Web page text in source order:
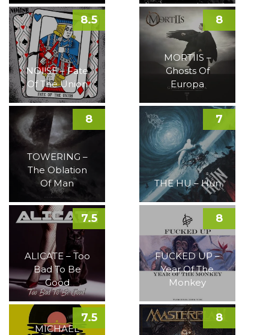
NOI!SE – Fate
Of The Union
8.5
MORTIIS –
Ghosts Of
Europa
8
TOWERING –
The Oblation
Of Man
8
THE HU – Hun
7
ALICATE – Too
Bad To Be
Good
7.5
FUCKED UP –
Year Of The
Monkey
8
MICHAEL
7.5 8